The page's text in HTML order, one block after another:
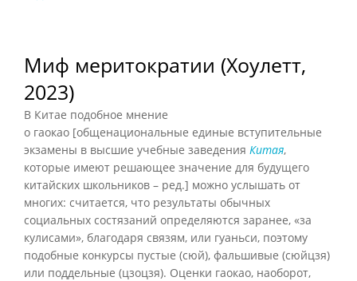
Миф меритократии (Хоулетт,
2023)
В Китае подобное мнение
о гаокао [общенациональные единые вступительные
экзамены в высшие учебные заведения Китая,
которые имеют решающее значение для будущего
китайских школьников – ред.] можно услышать от
многих: считается, что результаты обычных
социальных состязаний определяются заранее, «за
кулисами», благодаря связям, или гуаньси, поэтому
подобные конкурсы пустые (сюй), фальшивые (сюйцзя)
или поддельные (цзоцзя). Оценки гаокао, наоборот,